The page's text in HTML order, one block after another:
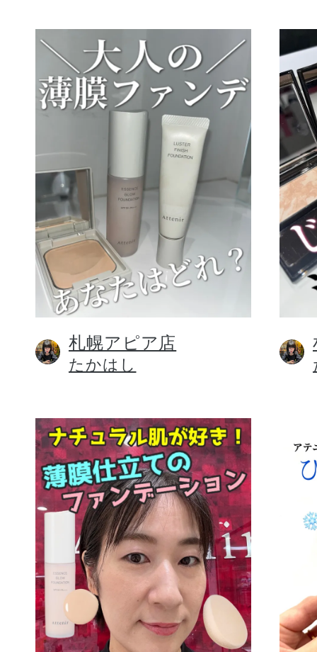
スキンケア
メイクアップ
健康食品／サプ
ファッション
ギフト
札幌アピア店
たかはし